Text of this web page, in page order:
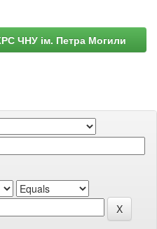
ЧНУ ім. Петра Могили